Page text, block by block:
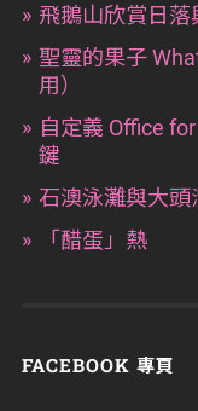
飛鵝山欣賞日落
聖靈的果子
用）
自定義 Office
鍵
石澳泳灘與大頭
「醋蛋」熱
FACEBOOK 專頁